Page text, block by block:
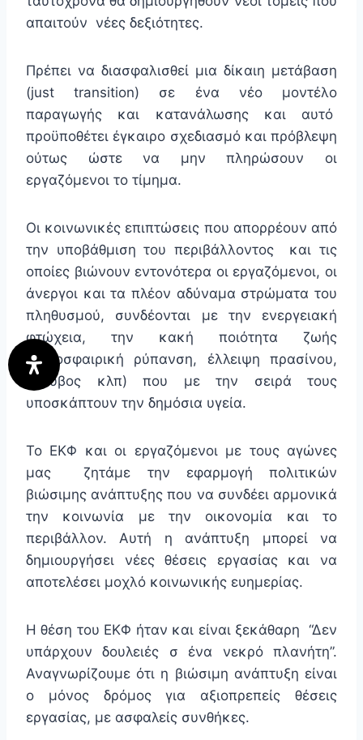
απαιτούν νέες δεξιότητες.
Πρέπει να διασφαλισθεί μια δίκαιη μετάβαση
(just transition) σε ένα νέο μοντέλο
παραγωγής και κατανάλωσης και αυτό
προϋποθέτει έγκαιρο σχεδιασμό και πρόβλεψη
ούτως ώστε να μην πληρώσουν οι
εργαζόμενοι το τίμημα.
Οι κοινωνικές επιπτώσεις που απορρέουν από
την υποβάθμιση του περιβάλλοντος και τις
οποίες βιώνουν εντονότερα οι εργαζόμενοι, οι
άνεργοι και τα πλέον αδύναμα στρώματα του
πληθυσμού, συνδέονται με την ενεργειακή
φτώχεια, την κακή ποιότητα ζωής
(ατμοσφαιρική ρύπανση, έλλειψη πρασίνου,
θόρυβος κλπ) που με την σειρά τους
υποσκάπτουν την δημόσια υγεία.
Το ΕΚΦ και οι εργαζόμενοι με τους αγώνες
μας ζητάμε την εφαρμογή πολιτικών
βιώσιμης ανάπτυξης που να συνδέει αρμονικά
την κοινωνία με την οικονομία και το
περιβάλλον. Αυτή η ανάπτυξη μπορεί να
δημιουργήσει νέες θέσεις εργασίας και να
αποτελέσει μοχλό κοινωνικής ευημερίας.
Η θέση του ΕΚΦ ήταν και είναι ξεκάθαρη “Δεν
υπάρχουν δουλειές σ ένα νεκρό πλανήτη”.
Αναγνωρίζουμε ότι η βιώσιμη ανάπτυξη είναι
ο μόνος δρόμος για αξιοπρεπείς θέσεις
εργασίας, με ασφαλείς συνθήκες.